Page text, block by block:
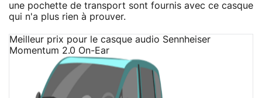
une pochette de transport sont fournis avec ce casque
qui n'a plus rien à prouver.
Meilleur prix pour le casque audio Sennheiser
Momentum 2.0 On-Ear